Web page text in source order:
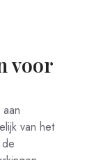
voor
van het